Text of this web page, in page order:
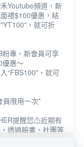
Youtube頻道，新
禮$100優惠，結
，就可折
專，新會員可享
優惠～
“FBS100"，就可
員限用一次*
提醒您⚠近期有
透過臉書、社團等